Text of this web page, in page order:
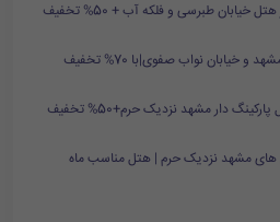
طبرسی و فلکه آب + 50% تخفیف
نواب صفوی|با 70% تخفیف
دار مشهد نزدیک حرم+50% تخفیف
های مشهد نزدیک حرم | هتل مناسب ماه